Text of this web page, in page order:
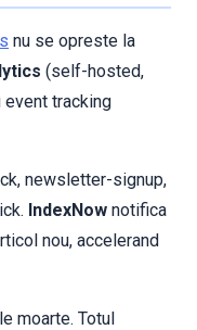
nu se opreste la
(self-hosted,
event tracking
newsletter-signup,
IndexNow notifica
nou, accelerand
moarte. Totul